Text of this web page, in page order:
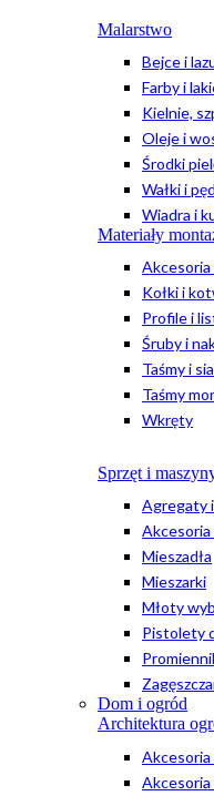
Malarstwo
Bejce i
Farby i
Kielnie,
Oleje i
Środki
Wałki i
Wiadra i
Materiały
Kołki i
Profile i
Śruby i
Taśmy i
Taśmy
Wkręty
Sprzęt i
Agregaty
Akcesoria
Mieszadła
Mieszarki
Młoty
Pistolety
Dom i ogród
Architektura
Akcesoria
Akcesoria